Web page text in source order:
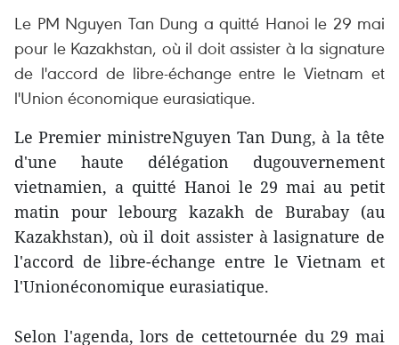
Le PM Nguyen Tan Dung a quitté Hanoi le 29 mai
pour le Kazakhstan, où il doit assister à la signature
de l'accord de libre-échange entre le Vietnam et
l'Union économique eurasiatique.
Le Premier ministreNguyen Tan Dung, à la tête
d'une haute délégation dugouvernement
vietnamien, a quitté Hanoi le 29 mai au petit
matin pour lebourg kazakh de Burabay (au
Kazakhstan), où il doit assister à lasignature de
l'accord de libre-échange entre le Vietnam et
l'Unionéconomique eurasiatique.
Selon l'agenda, lors de cettetournée du 29 mai